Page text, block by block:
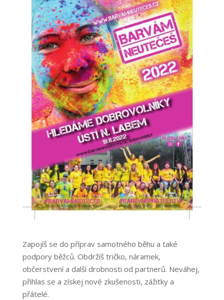
Zapojíš se do příprav samotného běhu a také
podpory běžců. Obdržíš tričko, náramek,
občerstvení a další drobnosti od partnerů. Neváhej,
přihlas se a získej nové zkušenosti, zážitky a
přátelé.